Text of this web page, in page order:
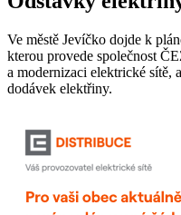
Ve městě Jevíčko dojde k
kterou provede společnost
a modernizaci elektrické sítě,
dodávek elektřiny.